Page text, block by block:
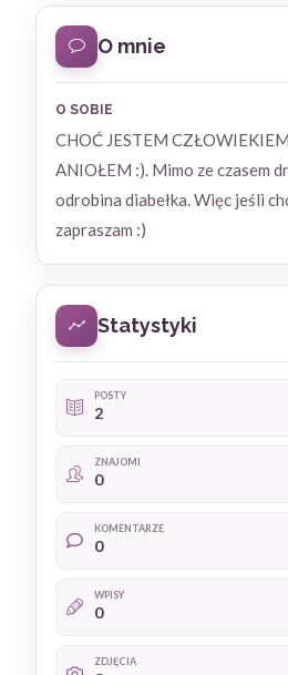
O mnie
O SOBIE
CHOĆ JESTEM
ANIOŁEM :). Mimo ze czasem
odrobina diabełka. Więc jeśli
zapraszam :)
Statystyki
POSTY
2
ZNAJOMI
0
KOMENTARZE
0
WPISY
0
ZDJĘCIA